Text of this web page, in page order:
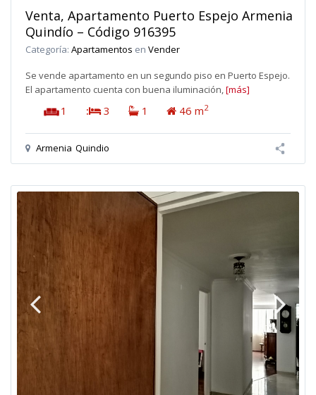
Venta, Apartamento Puerto Espejo Armenia
Quindío – Código 916395
Categoría: Apartamentos en Vender
Se vende apartamento en un segundo piso en Puerto Espejo.
El apartamento cuenta con buena iluminación, [más]
1 : 3 1 46 m2
Armenia Quindio